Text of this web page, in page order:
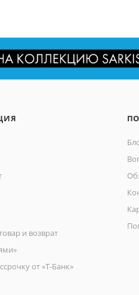
и возврат
от «Т-Банк»